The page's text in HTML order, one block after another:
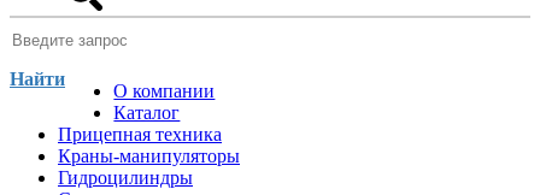
Найти
О компании
Каталог
Прицепная техника
Краны-манипуляторы
Гидроцилиндры